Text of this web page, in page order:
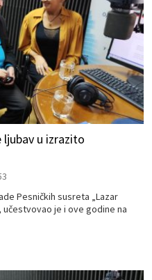
ljubav u izrazito
Pesničkih susreta „Lazar
učestvovao je i ove godine na